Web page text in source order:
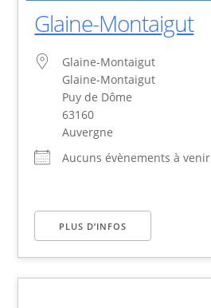
Glaine-Montaigut
Glaine-Montaigut
Glaine-Montaigut
Puy de Dôme
63160
Auvergne
Aucuns évènements à venir
PLUS D’INFOS